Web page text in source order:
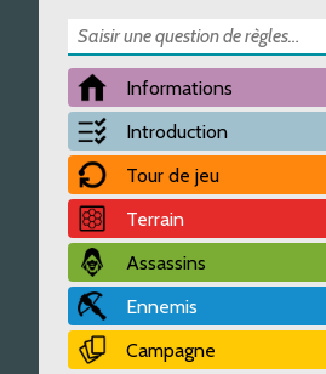
Informations
Introduction
Tour de jeu
Terrain
Assassins
Ennemis
Campagne